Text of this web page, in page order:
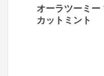
オーラツーミ
カットミント